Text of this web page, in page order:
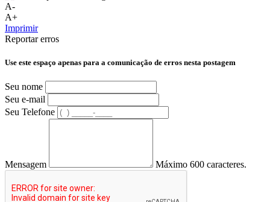
A-
A+
Imprimir
Reportar erros
Use este espaço apenas para a comunicação de erros nesta postagem
Seu nome
Seu e-mail
Seu Telefone
Mensagem Máximo 600 caracteres.